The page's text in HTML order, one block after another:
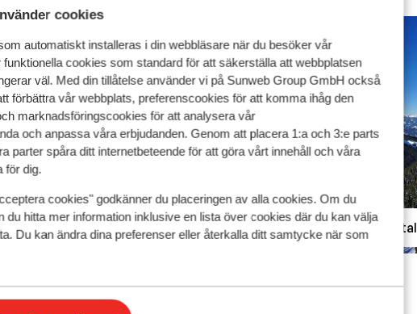
cookies
automatiskt installeras i din webbläsare när du besöker vår
cookies som standard för att säkerställa att webbplatsen
väl. Med din tillåtelse använder vi på Sunweb Group GmbH också
förbättra vår webbplats, preferenscookies för att komma ihåg den
marknadsföringscookies för att analysera vår
och anpassa våra erbjudanden. Genom att placera 1:a och 3:e parts
parter spåra ditt internetbeteende för att göra vårt innehåll och våra
för dig.
cookies" godkänner du placeringen av alla cookies. Om du
du hitta mer information inklusive en lista över cookies där du kan välja
Du kan ändra dina preferenser eller återkalla ditt samtycke när som
Schladming
Haus im Ennstal